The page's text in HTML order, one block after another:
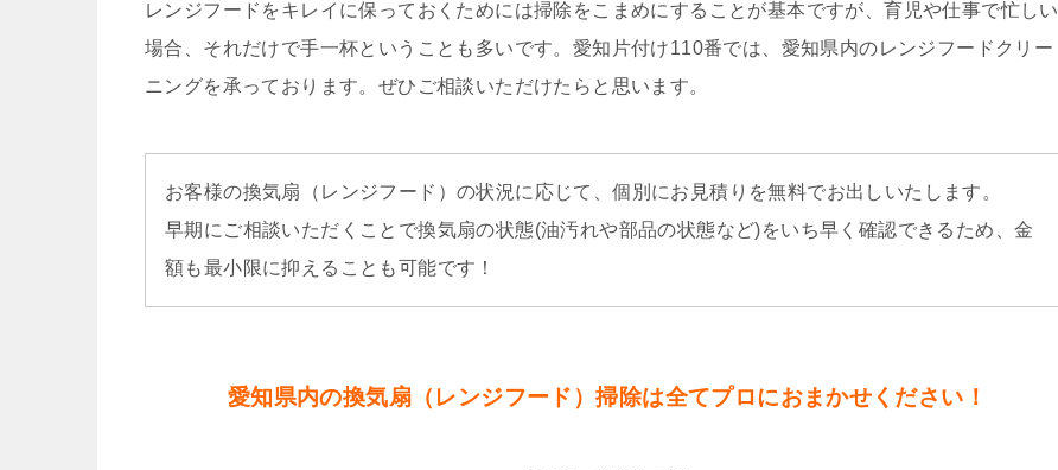
レンジフードをキレイに保っておくためには掃除をこまめにすることが基本ですが、育児や仕事で忙しい
場合、それだけで手一杯ということも多いです。愛知片付け110番では、愛知県内のレンジフードクリー
ニングを承っております。ぜひご相談いただけたらと思います。
お客様の換気扇（レンジフード）の状況に応じて、個別にお見積りを無料でお出しいたします。
早期にご相談いただくことで換気扇の状態(油汚れや部品の状態など)をいち早く確認できるため、金
額も最小限に抑えることも可能です！
愛知県内の換気扇（レンジフード）掃除は全てプロにおまかせください！